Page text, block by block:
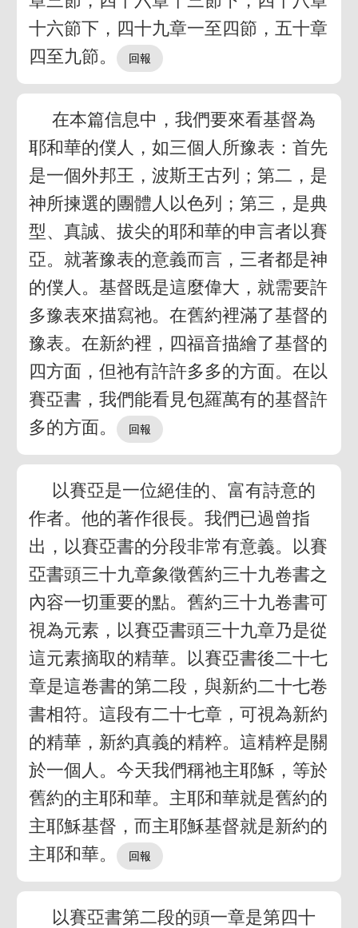
十六節下，四十九章一至四節，五十章
四至九節。
在本篇信息中，我們要來看基督為
耶和華的僕人，如三個人所豫表：首先
是一個外邦王，波斯王古列；第二，是
神所揀選的團體人以色列；第三，是典
型、真誠、拔尖的耶和華的申言者以賽
亞。就著豫表的意義而言，三者都是神
的僕人。基督既是這麼偉大，就需要許
多豫表來描寫祂。在舊約裡滿了基督的
豫表。在新約裡，四福音描繪了基督的
四方面，但祂有許許多多的方面。在以
賽亞書，我們能看見包羅萬有的基督許
多的方面。
以賽亞是一位絕佳的、富有詩意的
作者。他的著作很長。我們已過曾指
出，以賽亞書的分段非常有意義。以賽
亞書頭三十九章象徵舊約三十九卷書之
內容一切重要的點。舊約三十九卷書可
視為元素，以賽亞書頭三十九章乃是從
這元素摘取的精華。以賽亞書後二十七
章是這卷書的第二段，與新約二十七卷
書相符。這段有二十七章，可視為新約
的精華，新約真義的精粹。這精粹是關
於一個人。今天我們稱祂主耶穌，等於
舊約的主耶和華。主耶和華就是舊約的
主耶穌基督，而主耶穌基督就是新約的
主耶和華。
以賽亞書第二段的頭一章是第四十